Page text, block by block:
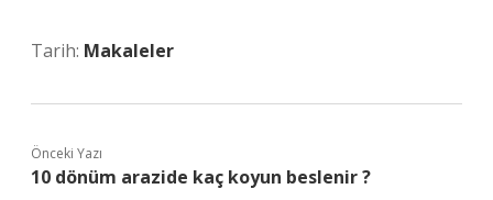
Tarih: Makaleler
Önceki Yazı
10 dönüm arazide kaç koyun beslenir ?